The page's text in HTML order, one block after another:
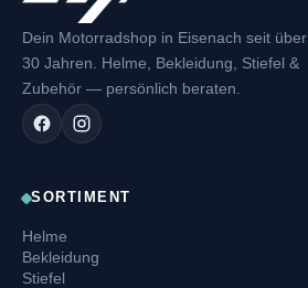
Dein Motorradshop in Eisenach seit über
30 Jahren. Helme, Bekleidung, Stiefel &
Zubehör — persönlich beraten.
SORTIMENT
Helme
Bekleidung
Stiefel